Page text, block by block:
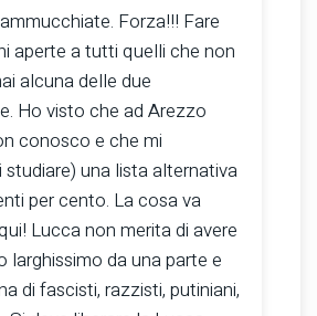
Forza!!! Fare
aperte a tutti quelli che non
alcuna delle due
Ho visto che ad Arezzo
conosco e che mi
una lista alternativa
per cento. La cosa va
Lucca non merita di avere
larghissimo da una parte e
di fascisti, razzisti, putiniani,